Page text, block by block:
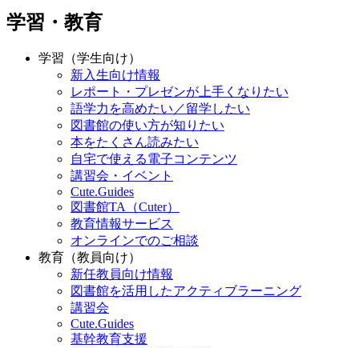
学習・教育
学習（学生向け）
新入生向け情報
レポート・プレゼンが上手くなりたい
語学力を高めたい／留学したい
図書館の使い方が知りたい
本をたくさん読みたい
自宅で使える電子コンテンツ
講習会・イベント
Cute.Guides
図書館TA（Cuter）
教育情報サービス
オンラインでのご相談
教育（教員向け）
新任教員向け情報
図書館を活用したアクティブラーニング
講習会
Cute.Guides
基幹教育支援